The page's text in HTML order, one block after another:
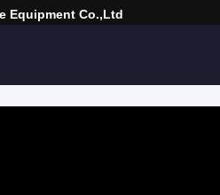
Equipment Co.,Ltd